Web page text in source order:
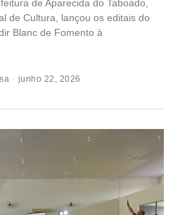
de Aparecida do Taboado,
de Cultura, lançou os editais do
Blanc de Fomento à
junho 22, 2026